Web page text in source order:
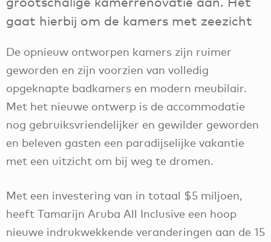
gaat hierbij om de kamers met zeezicht
De opnieuw ontworpen kamers zijn ruimer
geworden en zijn voorzien van volledig
opgeknapte badkamers en modern meubilair.
Met het nieuwe ontwerp is de accommodatie
nog gebruiksvriendelijker en gewilder geworden
en beleven gasten een paradijselijke vakantie
met een uitzicht om bij weg te dromen.
Met een investering van in totaal $5 miljoen,
heeft Tamarijn Aruba All Inclusive een hoop
nieuwe indrukwekkende veranderingen aan de 15